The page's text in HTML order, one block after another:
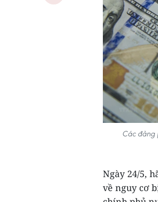
Các đảng
Ngày 24/5,
về nguy cơ